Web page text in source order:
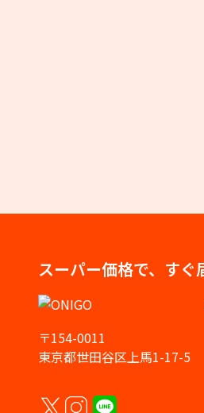
スーパー価格で、すぐ
〒154-0011
東京都世田谷区上馬1-17-5